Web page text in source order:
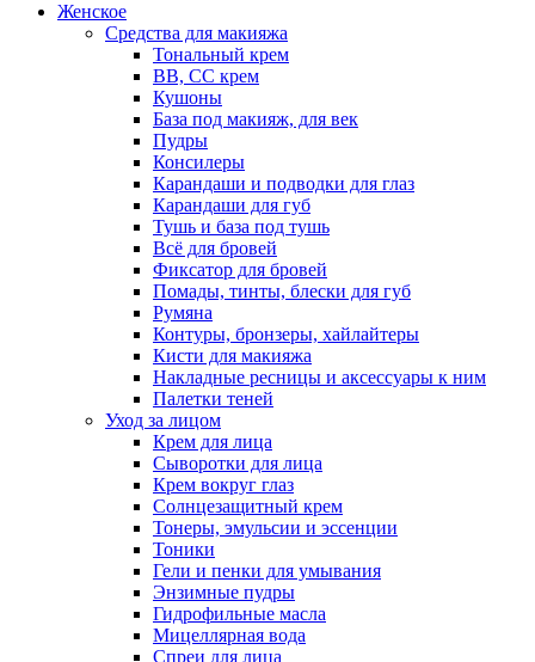
Женское
Средства для макияжа
Тональный крем
BB, CC крем
Кушоны
База под макияж, для век
Пудры
Консилеры
Карандаши и подводки для глаз
Карандаши для губ
Тушь и база под тушь
Всё для бровей
Фиксатор для бровей
Помады, тинты, блески для губ
Румяна
Контуры, бронзеры, хайлайтеры
Кисти для макияжа
Накладные ресницы и аксессуары к ним
Палетки теней
Уход за лицом
Крем для лица
Сыворотки для лица
Крем вокруг глаз
Солнцезащитный крем
Тонеры, эмульсии и эссенции
Тоники
Гели и пенки для умывания
Энзимные пудры
Гидрофильные масла
Мицеллярная вода
Спреи для лица